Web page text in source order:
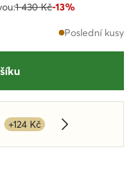
1 430 Kč-13%
Poslední kusy
+124 Kč
Dowiedz się